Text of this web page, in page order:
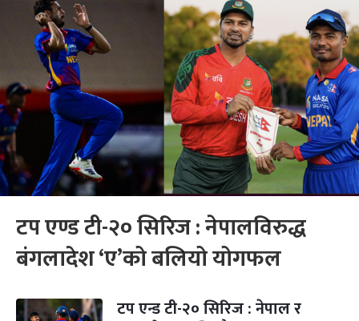
टप एण्ड टी-२० सिरिज : नेपालविरुद्ध
बंगलादेश ‘ए’को बलियो योगफल
टप एन्ड टी-२० सिरिज : नेपाल र